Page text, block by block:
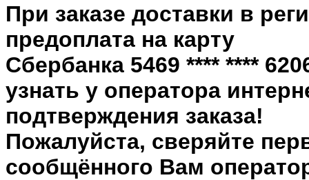
При заказе доставки в
предоплата на карту
Сбербанка 5469 **** ****
узнать у оператора
подтверждения заказа!
Пожалуйста, сверяйте
сообщённого Вам